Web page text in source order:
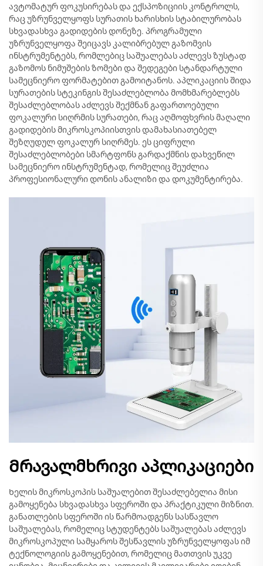
ავტომატურ ფოკუსირებას და ექსპოზიციის კონტროლს,
რაც უზრუნველყოფს სურათის ხარისხის სტაბილურობას
სხვადასხვა გადიდების დონეზე. პროგრამული
უზრუნველყოფა შეიცავს კალიბრებულ გაზომვის
ინსტრუმენტებს, რომლებიც საშუალებას აძლევს ზუსტად
გაზომოს ნიმუშების ზომები და შედეგები სტანდარტული
სამეცნიერო ფორმატებით გამოიტანოს. აპლიკაციის შიდა
სურათების სტეკინგის შესაძლებლობა მომხმარებლებს
შესაძლებლობას აძლევს შექმნან გაფართოებული
ფოკალური სიღრმის სურათები, რაც აღმოფხვრის მაღალი
გადიდების მიკროსკოპიისთვის დამახასიათებელ
შეზღუდულ ფოკალურ სიღრმეს. ეს ციფრული
შესაძლებლობები სმარტფონს გარდაქმნის დახვეწილ
სამეცნიერო ინსტრუმენტად, რომელიც შეუძლია
პროფესიონალური დონის ანალიზი და დოკუმენტირება.
Მრავალმხრივი აპლიკაციები
Ხელის მიკროსკოპის საშუალებით შესაძლებელია მისი
გამოყენება სხვადასხვა სფეროში და პრაქტიკული მიზნით.
განათლების სფეროში ის წარმოადგენს სასწავლო
საშუალებას, რომელიც სტუდენტებს საშუალებას აძლევს
მიკროსკოპული სამყაროს შესწავლის უზრუნველყოფას იმ
ტექნოლოგიის გამოყენებით, რომელიც მათთვის უკვე